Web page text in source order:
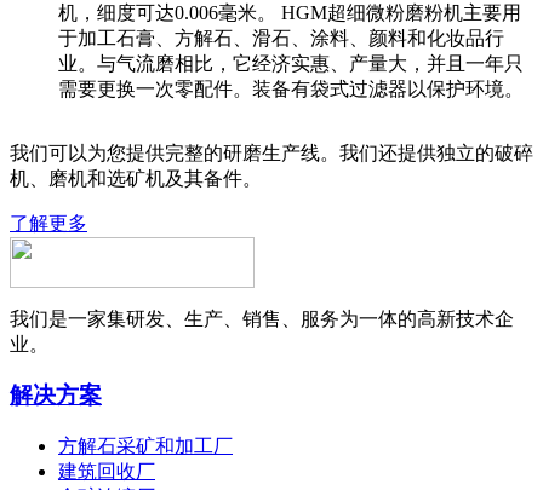
机，细度可达0.006毫米。 HGM超细微粉磨粉机主要用
于加工石膏、方解石、滑石、涂料、颜料和化妆品行
业。与气流磨相比，它经济实惠、产量大，并且一年只
需要更换一次零配件。装备有袋式过滤器以保护环境。
我们可以为您提供完整的研磨生产线。我们还提供独立的破碎
机、磨机和选矿机及其备件。
了解更多
我们是一家集研发、生产、销售、服务为一体的高新技术企
业。
解决方案
方解石采矿和加工厂
建筑回收厂